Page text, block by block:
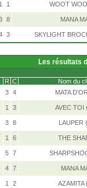
1 1 WOOT
8 MANA
3 SKYLIGHT
Les résultats
R C
Nom du
3 4 MATA
1 3 AVEC TOI
3 8 LAUPER
1 6 THE
5 7
4 7 MANA
1 2 AZAMITA